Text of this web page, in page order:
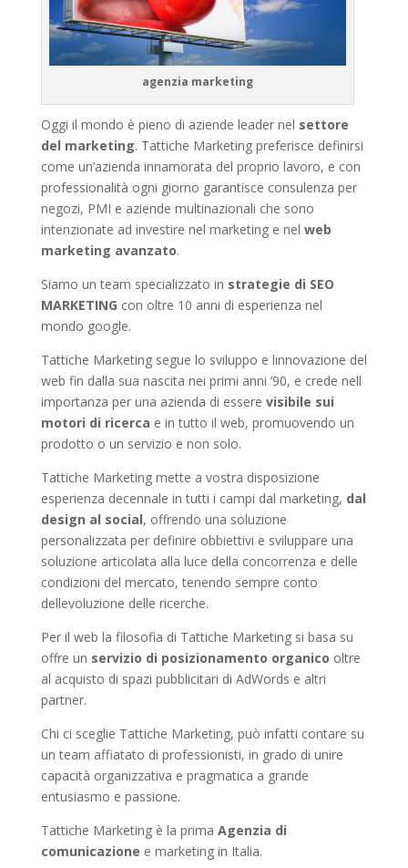
agenzia marketing
Oggi il mondo è pieno di aziende leader nel settore
del marketing. Tattiche Marketing preferisce definirsi
come un’azienda innamorata del proprio lavoro, e con
professionalità ogni giorno garantisce consulenza per
negozi, PMI e aziende multinazionali che sono
intenzionate ad investire nel marketing e nel web
marketing avanzato.
Siamo un team specializzato in strategie di SEO
MARKETING con oltre 10 anni di esperienza nel
mondo google.
Tattiche Marketing segue lo sviluppo e linnovazione del
web fin dalla sua nascita nei primi anni ’90, e crede nell
importanza per una azienda di essere visibile sui
motori di ricerca e in tutto il web, promuovendo un
prodotto o un servizio e non solo.
Tattiche Marketing mette a vostra disposizione
esperienza decennale in tutti i campi dal marketing, dal
design al social, offrendo una soluzione
personalizzata per definire obbiettivi e sviluppare una
soluzione articolata alla luce della concorrenza e delle
condizioni del mercato, tenendo sempre conto
dellevoluzione delle ricerche.
Per il web la filosofia di Tattiche Marketing si basa su
offre un servizio di posizionamento organico oltre
al acquisto di spazi pubblicitari di AdWords e altri
partner.
Chi ci sceglie Tattiche Marketing, può infatti contare su
un team affiatato di professionisti, in grado di unire
capacità organizzativa e pragmatica a grande
entusiasmo e passione.
Tattiche Marketing è la prima Agenzia di
comunicazione e marketing in Italia.